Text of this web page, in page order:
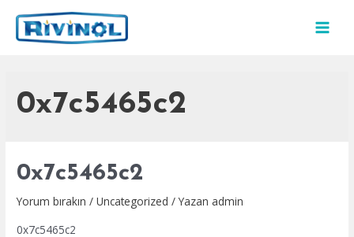
atla
0x7c5465c2
0x7c5465c2
Yorum bırakın /Uncategorized / Yazan admin
0x7c5465c2